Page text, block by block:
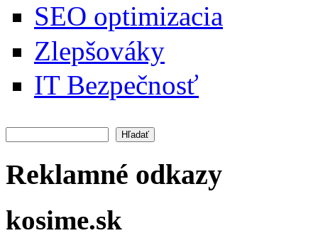
SEO optimizacia
Zlepšováky
IT Bezpečnosť
Reklamné odkazy
kosime.sk